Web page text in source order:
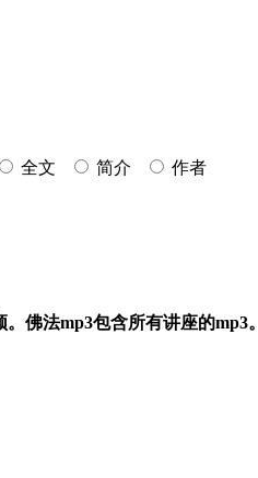
全文 简介
作者
佛法mp3包含所有讲座的mp3。